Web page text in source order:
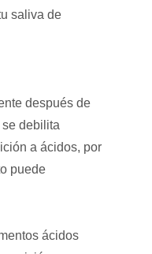
saliva de
después de
debilita
a ácidos, por
puede
ácidos